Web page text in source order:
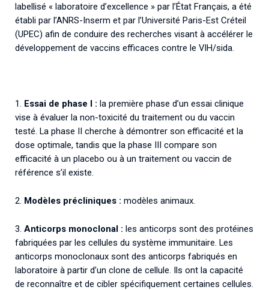
labellisé « laboratoire d’excellence » par l’État Français, a été
établi par l’ANRS-Inserm et par l’Université Paris-Est Créteil
(UPEC) afin de conduire des recherches visant à accélérer le
développement de vaccins efficaces contre le VIH/sida.
1. Essai de phase I : la première phase d’un essai clinique
vise à évaluer la non-toxicité du traitement ou du vaccin
testé. La phase II cherche à démontrer son efficacité et la
dose optimale, tandis que la phase III compare son
efficacité à un placebo ou à un traitement ou vaccin de
référence s’il existe.
2. Modèles précliniques : modèles animaux.
3. Anticorps monoclonal : les anticorps sont des protéines
fabriquées par les cellules du système immunitaire. Les
anticorps monoclonaux sont des anticorps fabriqués en
laboratoire à partir d’un clone de cellule. Ils ont la capacité
de reconnaître et de cibler spécifiquement certaines cellules.